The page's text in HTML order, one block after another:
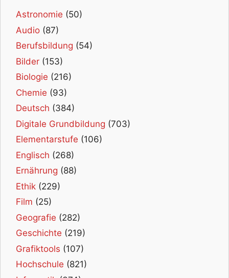
Astronomie (50)
Audio (87)
Berufsbildung (54)
Bilder (153)
Biologie (216)
Chemie (93)
Deutsch (384)
Digitale Grundbildung (703)
Elementarstufe (106)
Englisch (268)
Ernährung (88)
Ethik (229)
Film (25)
Geografie (282)
Geschichte (219)
Grafiktools (107)
Hochschule (821)